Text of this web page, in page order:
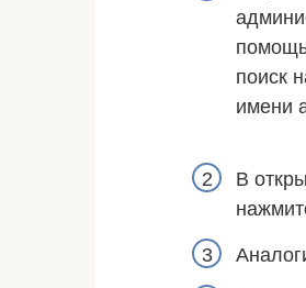
поиск
имени
В